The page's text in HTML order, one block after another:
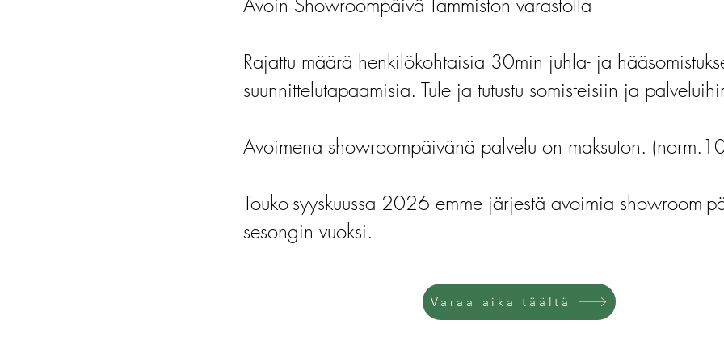
Rajattu määrä henkilökohtaisia 30min juhla- ja
suunnittelutapaamisia. Tule ja tutustu somisteisiin ja
Avoimena showroompäivänä palvelu on maksuton.
Touko-syyskuussa 2026 emme järjestä avoimia showroom-
sesongin vuoksi.
Varaa aika täältä